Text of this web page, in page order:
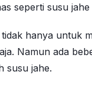
seperti susu jahe
hanya untuk
Namun ada
susu jahe.